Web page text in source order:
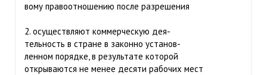
вому правоотношению после разрешения
2. осуществляют коммерческую дея-
тельность в стране в законно установ-
ленном порядке, в результате которой
открываются не менее десяти рабочих мест